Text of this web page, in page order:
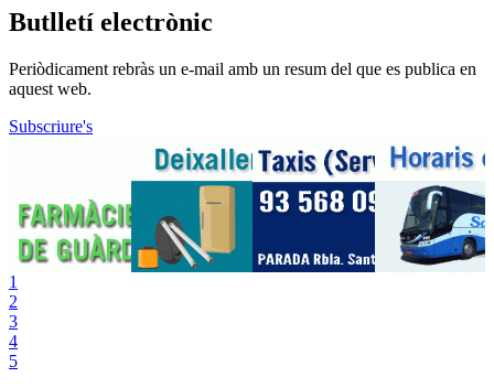
Butlletí electrònic
Periòdicament rebràs un e-mail amb un resum del que es publica en
aquest web.
Subscriure's
1
2
3
4
5